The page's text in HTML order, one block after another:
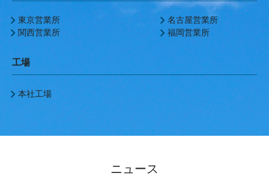
東京営業所
名古屋営業所
関西営業所
福岡営業所
工場
本社工場
ニュース